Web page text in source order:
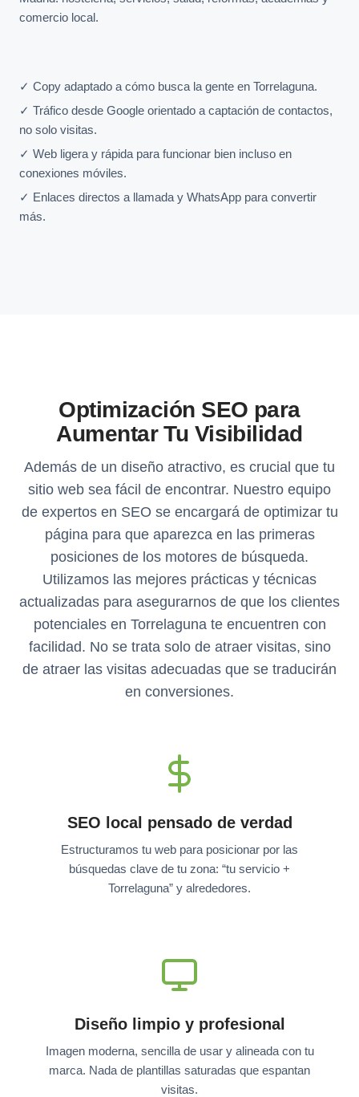
comercio local.
✓ Copy adaptado a cómo busca la gente en Torrelaguna.
✓ Tráfico desde Google orientado a captación de contactos,
no solo visitas.
✓ Web ligera y rápida para funcionar bien incluso en
conexiones móviles.
✓ Enlaces directos a llamada y WhatsApp para convertir
más.
Optimización SEO para
Aumentar Tu Visibilidad
Además de un diseño atractivo, es crucial que tu
sitio web sea fácil de encontrar. Nuestro equipo
de expertos en SEO se encargará de optimizar tu
página para que aparezca en las primeras
posiciones de los motores de búsqueda.
Utilizamos las mejores prácticas y técnicas
actualizadas para asegurarnos de que los clientes
potenciales en Torrelaguna te encuentren con
facilidad. No se trata solo de atraer visitas, sino
de atraer las visitas adecuadas que se traducirán
en conversiones.
SEO local pensado de verdad
Estructuramos tu web para posicionar por las
búsquedas clave de tu zona: “tu servicio +
Torrelaguna” y alrededores.
Diseño limpio y profesional
Imagen moderna, sencilla de usar y alineada con tu
marca. Nada de plantillas saturadas que espantan
visitas.